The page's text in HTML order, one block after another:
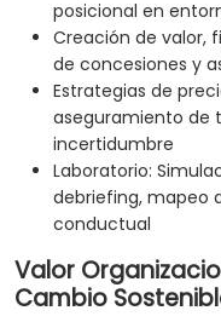
posicional en
Creación de valor,
de concesiones y
Estrategias de
aseguramiento de
incertidumbre
Laboratorio:
debriefing, mapeo
conductual
Valor
Cambio